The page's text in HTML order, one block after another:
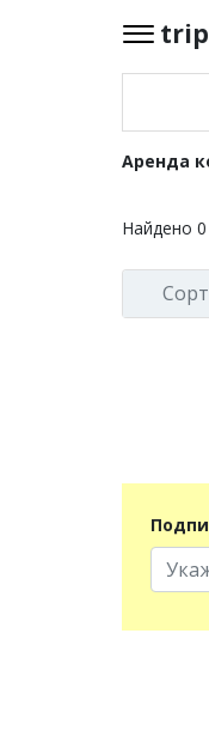
triproom.ru
Войти /
Аренда
Найдено 0